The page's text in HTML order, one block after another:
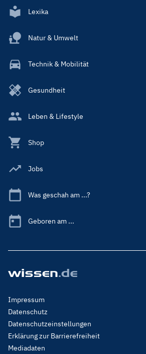
Lexika
Natur & Umwelt
Technik & Mobilität
Gesundheit
Leben & Lifestyle
Shop
Jobs
Was geschah am ...?
Geboren am ...
Footer
Menu
Legal
Impressum
Datenschutz
Datenschutzeinstellungen
Erklärung zur Barrierefreiheit
Mediadaten